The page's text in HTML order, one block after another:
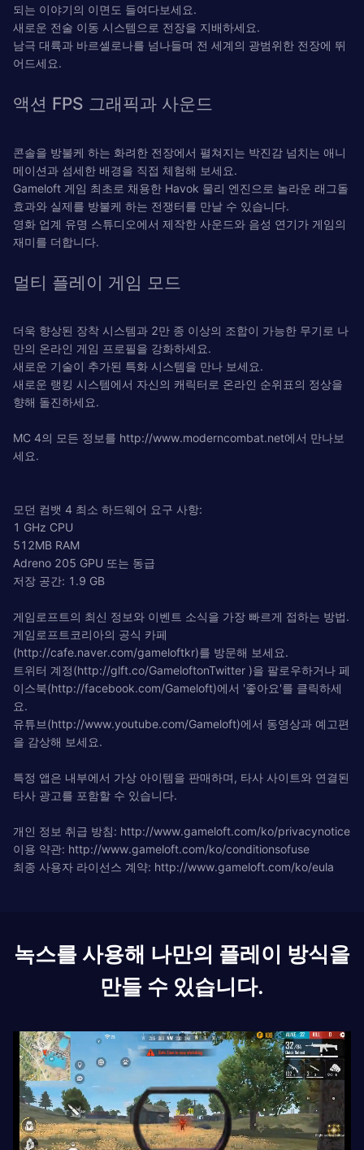
되는 이야기의 이면도 들여다보세요.
새로운 전술 이동 시스템으로 전장을 지배하세요.
남극 대륙과 바르셀로나를 넘나들며 전 세계의 광범위한 전장에 뛰
어드세요.
액션 FPS 그래픽과 사운드
콘솔을 방불케 하는 화려한 전장에서 펼쳐지는 박진감 넘치는 애니
메이션과 섬세한 배경을 직접 체험해 보세요.
Gameloft 게임 최초로 채용한 Havok 물리 엔진으로 놀라운 래그돌
효과와 실제를 방불케 하는 전쟁터를 만날 수 있습니다.
영화 업계 유명 스튜디오에서 제작한 사운드와 음성 연기가 게임의
재미를 더합니다.
멀티 플레이 게임 모드
더욱 향상된 장착 시스템과 2만 종 이상의 조합이 가능한 무기로 나
만의 온라인 게임 프로필을 강화하세요.
새로운 기술이 추가된 특화 시스템을 만나 보세요.
새로운 랭킹 시스템에서 자신의 캐릭터로 온라인 순위표의 정상을
향해 돌진하세요.
MC 4의 모든 정보를 http://www.moderncombat.net에서 만나보
세요.
모던 컴뱃 4 최소 하드웨어 요구 사항:
1 GHz CPU
512MB RAM
Adreno 205 GPU 또는 동급
저장 공간: 1.9 GB
게임로프트의 최신 정보와 이벤트 소식을 가장 빠르게 접하는 방법.
게임로프트코리아의 공식 카페
(http://cafe.naver.com/gameloftkr)를 방문해 보세요.
트위터 계정(http://glft.co/GameloftonTwitter )을 팔로우하거나 페
이스북(http://facebook.com/Gameloft)에서 '좋아요'를 클릭하세
요.
유튜브(http://www.youtube.com/Gameloft)에서 동영상과 예고편
을 감상해 보세요.
특정 앱은 내부에서 가상 아이템을 판매하며, 타사 사이트와 연결된
타사 광고를 포함할 수 있습니다.
개인 정보 취급 방침: http://www.gameloft.com/ko/privacynotice
이용 약관: http://www.gameloft.com/ko/conditionsofuse
최종 사용자 라이선스 계약: http://www.gameloft.com/ko/eula
녹스를 사용해 나만의 플레이 방식을
만들 수 있습니다.